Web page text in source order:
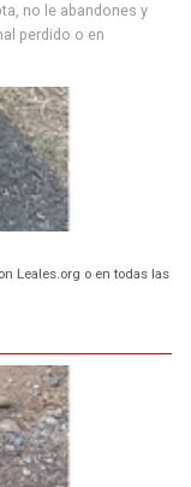
no le abandones y
perdido o en
Leales.org o en todas las